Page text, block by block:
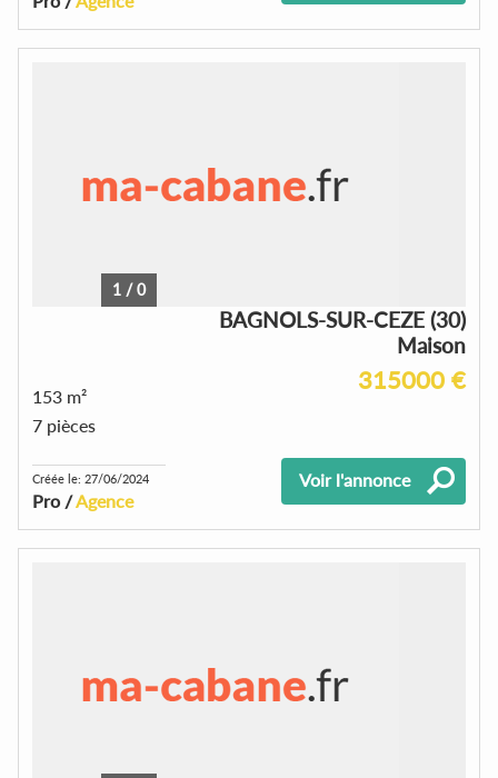
1 /0
BAGNOLS-SUR-CEZE (30)
Maison
315000 €
153 m²
7 pièces
Créée le: 27/06/2024
Pro /Agence
Voir l'annonce